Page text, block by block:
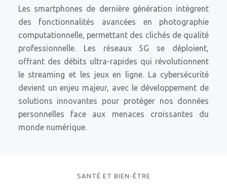
Les smartphones de dernière génération intègrent
des fonctionnalités avancées en photographie
computationnelle, permettant des clichés de qualité
professionnelle. Les réseaux 5G se déploient,
offrant des débits ultra-rapides qui révolutionnent
le streaming et les jeux en ligne. La cybersécurité
devient un enjeu majeur, avec le développement de
solutions innovantes pour protéger nos données
personnelles face aux menaces croissantes du
monde numérique.
SANTÉ ET BIEN-ÊTRE